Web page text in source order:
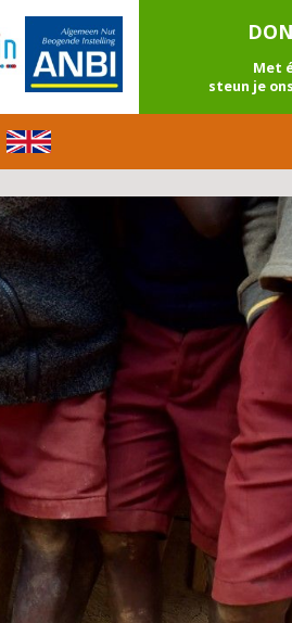
Met
steun je